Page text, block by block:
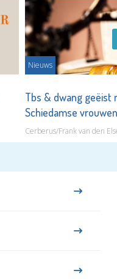
Nieuws
Tbs & dwang geëist
Schiedamse
Cerberus/Frank van den